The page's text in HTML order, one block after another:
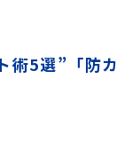
術5選”「防カ